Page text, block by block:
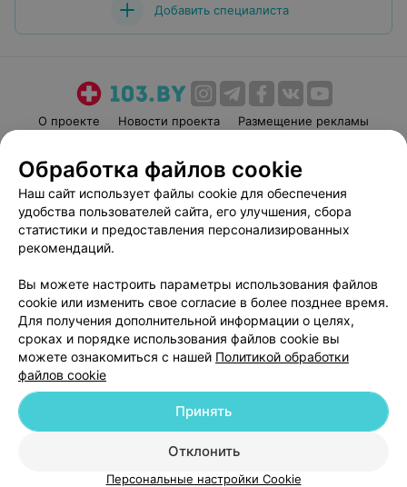
Добавить специалиста
О проекте Новости проекта
Размещение рекламы
Пользовательское соглашение
Способы оплаты
Вакансии
Партнеры
Написать руководителю 103.by
Обработка персональных данных
© 2026 ООО «Артокс Лаб», УНП 191700409
| 220012, Республика Беларусь,
г. Минск, улица Толбухина, 2, пом. 16 | help@103.by
Служба поддержки +375 291212755
Обработка файлов cookie
Наш сайт использует файлы cookie для обеспечения
удобства пользователей сайта, его улучшения, сбора
статистики и предоставления персонализированных
рекомендаций.
Вы можете настроить параметры использования файлов
cookie или изменить свое согласие в более позднее время.
Для получения дополнительной информации о целях,
сроках и порядке использования файлов cookie вы
можете ознакомиться с нашей Политикой обработки
файлов cookie
Отклонить
Принять
Персональные настройки Cookie